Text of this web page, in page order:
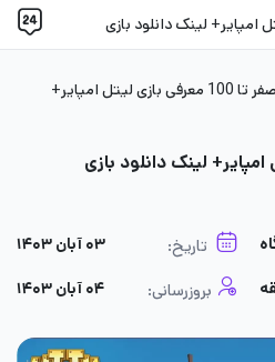
صفر تا 100 معرفی بازی لیتل امپایر+
تاریخ: ۰۳ آبان ۱۴۰۳
بروزرسانی: ۰۴ آبان ۱۴۰۳